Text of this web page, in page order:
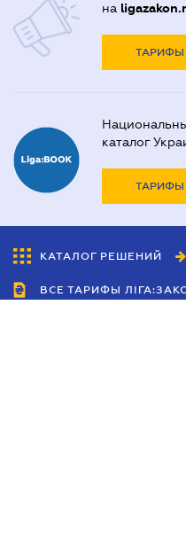
на
ТАРИФЫ
каталог
ТАРИФЫ
КАТАЛОГ РЕШЕНИЙ
ВСЕ ТАРИФЫ